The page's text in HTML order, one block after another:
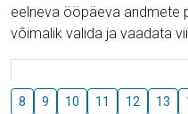
eelneva ööpäeva andmete
võimalik valida ja vaadata
8 9 10 11 12 13